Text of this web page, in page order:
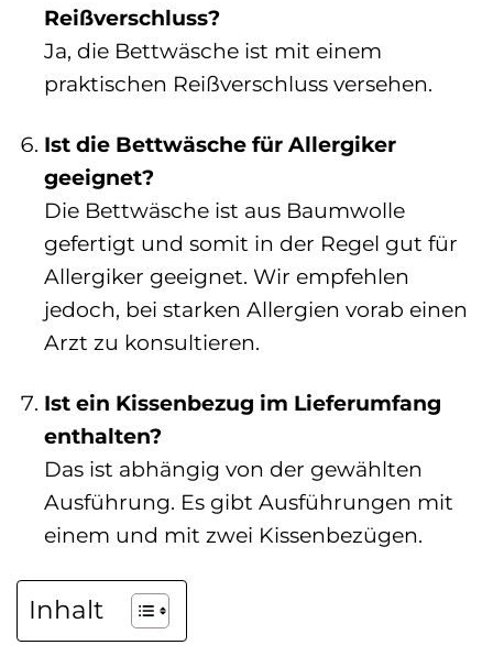
Reißverschluss?
Ja, die Bettwäsche ist mit einem
praktischen Reißverschluss versehen.
Ist die Bettwäsche für Allergiker
geeignet?
Die Bettwäsche ist aus Baumwolle
gefertigt und somit in der Regel gut für
Allergiker geeignet. Wir empfehlen
jedoch, bei starken Allergien vorab einen
Arzt zu konsultieren.
Ist ein Kissenbezug im Lieferumfang
enthalten?
Das ist abhängig von der gewählten
Ausführung. Es gibt Ausführungen mit
einem und mit zwei Kissenbezügen.
Inhalt